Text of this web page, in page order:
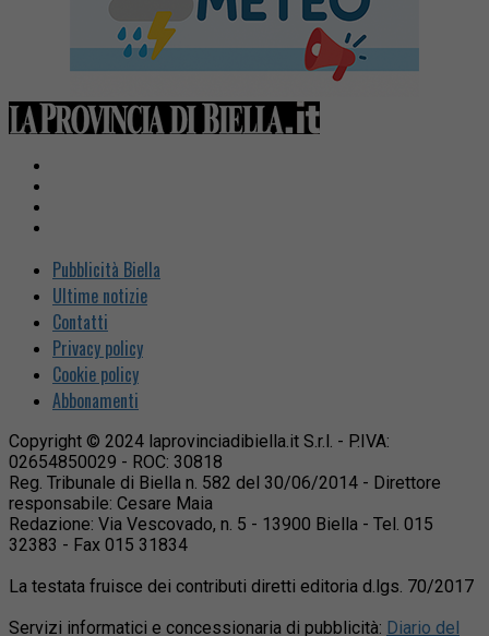
Pubblicità Biella
Ultime notizie
Contatti
Privacy policy
Cookie policy
Abbonamenti
Copyright © 2024 laprovinciadibiella.it S.r.l. - P.IVA:
02654850029 - ROC: 30818
Reg. Tribunale di Biella n. 582 del 30/06/2014 - Direttore
responsabile: Cesare Maia
Redazione: Via Vescovado, n. 5 - 13900 Biella - Tel. 015
32383 - Fax 015 31834
La testata fruisce dei contributi diretti editoria d.lgs. 70/2017
Servizi informatici e concessionaria di pubblicità: Diario del